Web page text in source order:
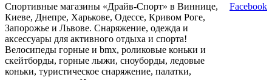
Спортивные магазины «Драйв-Спорт» в Виннице,
Киеве, Днепре, Харькове, Одессе, Кривом Роге,
Запорожье и Львове. Снаряжение, одежда и
аксессуары для активного отдыха и спорта!
Велосипеды горные и bmx, роликовые коньки и
скейтборды, горные лыжи, сноуборды, ледовые
коньки, туристическое снаряжение, палатки,
Facebook